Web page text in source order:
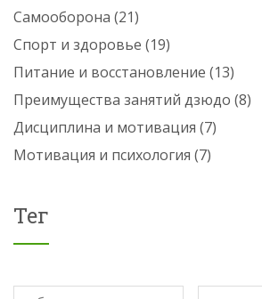
Самооборона (21)
Спорт и здоровье (19)
Питание и восстановление (13)
Преимущества занятий дзюдо (8)
Дисциплина и мотивация (7)
Мотивация и психология (7)
Тег